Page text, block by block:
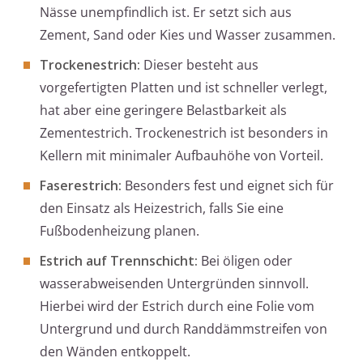
Nässe unempfindlich ist. Er setzt sich aus
Zement, Sand oder Kies und Wasser zusammen.
Trockenestrich: Dieser besteht aus
vorgefertigten Platten und ist schneller verlegt,
hat aber eine geringere Belastbarkeit als
Zementestrich. Trockenestrich ist besonders in
Kellern mit minimaler Aufbauhöhe von Vorteil.
Faserestrich: Besonders fest und eignet sich für
den Einsatz als Heizestrich, falls Sie eine
Fußbodenheizung planen.
Estrich auf Trennschicht: Bei öligen oder
wasserabweisenden Untergründen sinnvoll.
Hierbei wird der Estrich durch eine Folie vom
Untergrund und durch Randdämmstreifen von
den Wänden entkoppelt.